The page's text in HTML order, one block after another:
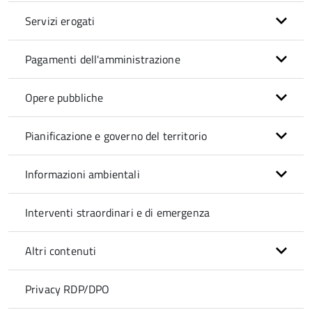
Servizi erogati
Pagamenti dell'amministrazione
Opere pubbliche
Pianificazione e governo del territorio
Informazioni ambientali
Interventi straordinari e di emergenza
Altri contenuti
Privacy RDP/DPO